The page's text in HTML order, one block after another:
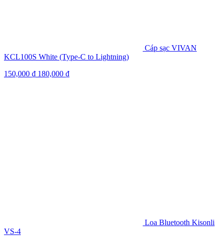
Cáp sạc VIVAN
KCL100S White (Type-C to Lightning)
150,000 ₫ 180,000 ₫
Loa Bluetooth Kisonli
VS-4